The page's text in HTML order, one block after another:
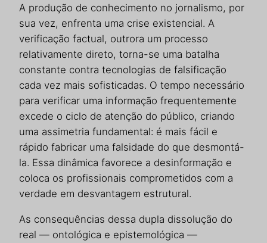
A produção de conhecimento no jornalismo, por
sua vez, enfrenta uma crise existencial. A
verificação factual, outrora um processo
relativamente direto, torna-se uma batalha
constante contra tecnologias de falsificação
cada vez mais sofisticadas. O tempo necessário
para verificar uma informação frequentemente
excede o ciclo de atenção do público, criando
uma assimetria fundamental: é mais fácil e
rápido fabricar uma falsidade do que desmontá-
la. Essa dinâmica favorece a desinformação e
coloca os profissionais comprometidos com a
verdade em desvantagem estrutural.
As consequências dessa dupla dissolução do
real — ontológica e epistemológica —